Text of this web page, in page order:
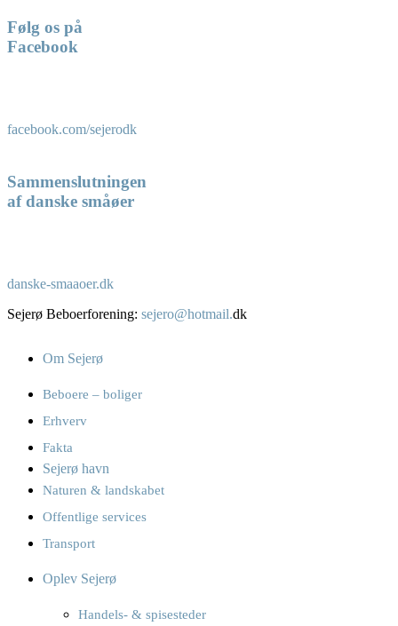
Følg os på
Facebook
facebook.com/sejerodk
Sammenslutningen
af danske småøer
danske-smaaoer.dk
Sejerø Beboerforening: sejero@hotmail.dk
Om Sejerø
Beboere – boliger
Erhverv
Fakta
Sejerø havn
Naturen & landskabet
Offentlige services
Transport
Oplev Sejerø
Handels- & spisesteder